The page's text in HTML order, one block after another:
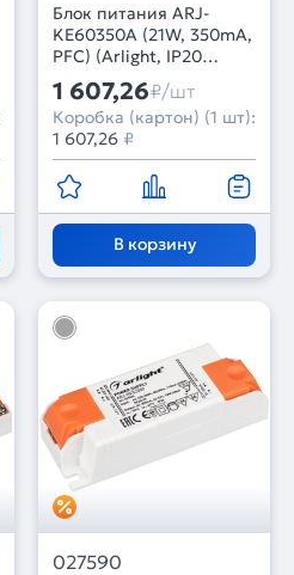
Блок питания ARJ-
KE60350A (21W, 350mA,
PFC) (Arlight, IP20
Пластик, 5 лет)
1 607,26₽/шт
Коробка (картон) (1 шт):
1 607,26 ₽
В корзину
027590